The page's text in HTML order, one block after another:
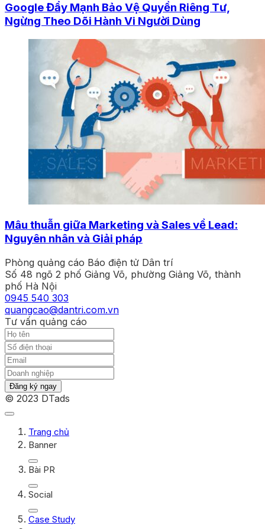
Google Đẩy Mạnh Bảo Vệ Quyền Riêng Tư,
Ngừng Theo Dõi Hành Vi Người Dùng
Mâu thuẫn giữa Marketing và Sales về Lead:
Nguyên nhân và Giải pháp
Phòng quảng cáo Báo điện tử Dân trí
Số 48 ngõ 2 phố Giảng Võ, phường Giảng Võ, thành
phố Hà Nội
0945 540 303
quangcao@dantri.com.vn
Tư vấn quảng cáo
Đăng ký ngay
© 2023 DTads
Trang chủ
Banner
Bài PR
Social
Case Study